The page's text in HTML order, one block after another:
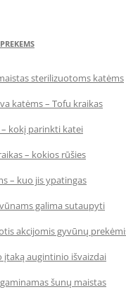
sterilizuotoms katėms
katėms – Tofu kraikas
kokį parinkti katei
– kokios rūšies
– kuo jis ypatingas
galima sutaupyti
akcijomis gyvūnų
įtaką augintinio išvaizdai
šunų maistas